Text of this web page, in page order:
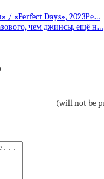
/ «Perfect Days», 2023Ре…
чем джинсы, ещё н…
(will not be